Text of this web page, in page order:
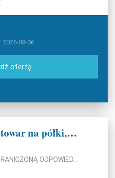
2026-08-06
ofertę
Osoba wykładająca towar na półki,przygotowująca kanapki